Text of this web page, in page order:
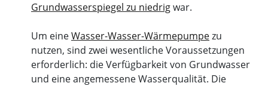
Grundwasserspiegel zu niedrigwar.
Um eineWasser-Wasser-Wärmepumpezu
nutzen, sind zwei wesentliche Voraussetzungen
erforderlich: die Verfügbarkeit von Grundwasser
und eine angemessene Wasserqualität. Die